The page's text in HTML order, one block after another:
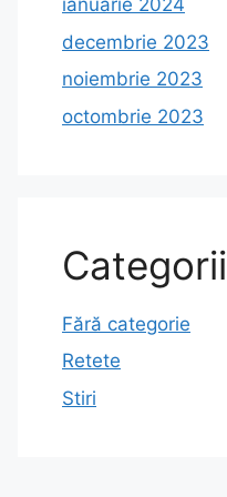
ianuarie 2024
decembrie 2023
noiembrie 2023
octombrie 2023
Categorii
Fără categorie
Retete
Stiri